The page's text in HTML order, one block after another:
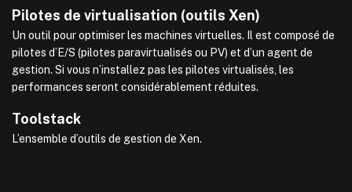
Pilotes de virtualisation (outils Xen)
Un outil pour optimiser les machines virtuelles. Il est composé de
pilotes d’E/S (pilotes paravirtualisés ou PV) et d’un agent de
gestion. Si vous n’installez pas les pilotes virtualisés, les
performances seront considérablement réduites.
Toolstack
L’ensemble d’outils de gestion de Xen.